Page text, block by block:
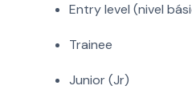
Entry level (nivel
Trainee
Junior (Jr)